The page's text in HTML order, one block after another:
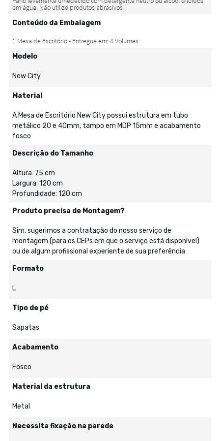
Conteúdo da Embalagem
Modelo
New City
Material
A Mesa de Escritório New City possui estrutura em tubo
metálico 20 e 40mm, tampo em MDP 15mm e acabamento
fosco
Descrição do Tamanho
Altura: 75 cm
Largura: 120 cm
Profundidade: 120 cm
Produto precisa de Montagem?
Sim, sugerimos a contratação do nosso serviço de
montagem (para os CEPs em que o serviço está disponível)
ou de algum profissional experiente de sua preferência
Formato
L
Tipo de pé
Sapatas
Acabamento
Fosco
Material da estrutura
Metal
Necessita fixação na parede